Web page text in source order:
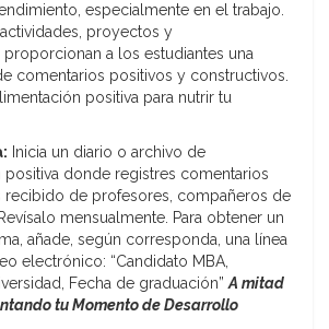
especialmente en el trabajo.
proyectos y
a los estudiantes una
comentarios positivos y constructivos.
positiva para nutrir tu
Inicia un diario o archivo de
positiva donde registres comentarios
recibido de profesores, compañeros de
mensualmente. Para obtener un
añade, según corresponda, una línea
electrónico: “Candidato MBA,
Fecha de graduación” A mitad
tu Momento de Desarrollo